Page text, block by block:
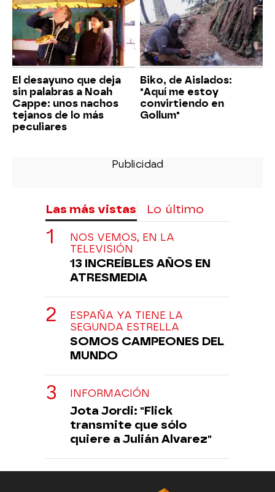
El desayuno que deja
sin palabras a Noah
Cappe: unos nachos
tejanos de lo más
peculiares
Biko, de Aislados:
"Aquí me estoy
convirtiendo en
Gollum"
Las más vistas Lo último
NOS VEMOS, EN LA
TELEVISIÓN
13 INCREÍBLES AÑOS EN
ATRESMEDIA
ESPAÑA YA TIENE LA
SEGUNDA ESTRELLA
SOMOS CAMPEONES DEL
MUNDO
INFORMACIÓN
Jota Jordi: "Flick
transmite que sólo
quiere a Julián Alvarez"